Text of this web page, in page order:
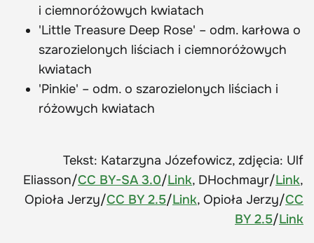
i ciemnoróżowych kwiatach
'Little Treasure Deep Rose' – odm. karłowa o
szarozielonych liściach i ciemnoróżowych
kwiatach
'Pinkie' – odm. o szarozielonych liściach i
różowych kwiatach
Tekst: Katarzyna Józefowicz, zdjęcia: Ulf
Eliasson/CC BY-SA 3.0/Link, DHochmayr/Link,
Opioła Jerzy/CC BY 2.5/Link, Opioła Jerzy/CC
BY 2.5/Link